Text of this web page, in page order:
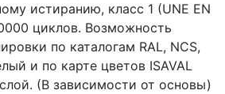
истиранию, класс 1 (UNE EN
циклов. Возможность
по каталогам RAL, NCS,
и по карте цветов ISAVAL
(В зависимости от основы)